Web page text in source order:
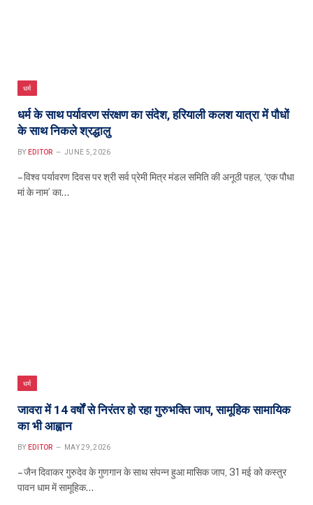
धर्म
धर्म के साथ पर्यावरण संरक्षण का संदेश, हरियाली कलश यात्रा में पौधों
के साथ निकले श्रद्धालु
BY EDITOR JUNE 5, 2026
– विश्व पर्यावरण दिवस पर श्री सर्व प्रेमी मित्र मंडल समिति की अनूठी पहल, ‘एक पौधा
मां के नाम’ का…
धर्म
जावरा में 14 वर्षों से निरंतर हो रहा गुरुभक्ति जाप, सामूहिक सामायिक
का भी आह्वान
BY EDITOR MAY 29, 2026
– जैन दिवाकर गुरुदेव के गुणगान के साथ संपन्न हुआ मासिक जाप, 31 मई को कस्तुर
पावन धाम में सामूहिक…